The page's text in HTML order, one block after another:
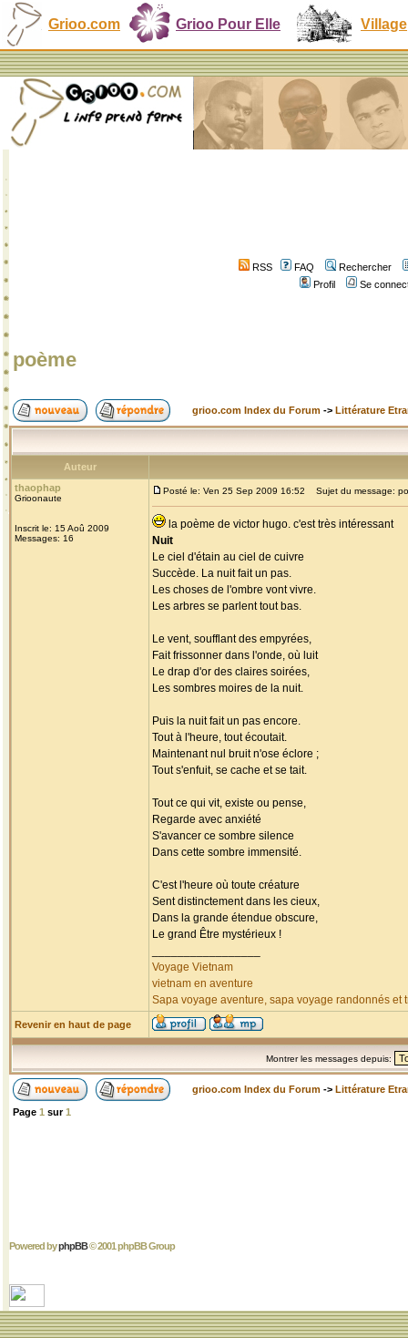
Grioo.com Grioo Pour Elle Village
RSS FAQ
Rechercher
Profil
Se
poème
grioo.com Index du Forum -> Littérature
Auteur
thaophap
Grioonaute
Inscrit le: 15 Aoû 2009
Messages: 16
Posté le: Ven 25 Sep 2009 16:52 Sujet du message:
la poème de victor hugo. c'est très intéressant
Nuit
Le ciel d'étain au ciel de cuivre
Succède. La nuit fait un pas.
Les choses de l'ombre vont vivre.
Les arbres se parlent tout bas.
Le vent, soufflant des empyrées,
Fait frissonner dans l'onde, où luit
Le drap d'or des claires soirées,
Les sombres moires de la nuit.
Puis la nuit fait un pas encore.
Tout à l'heure, tout écoutait.
Maintenant nul bruit n'ose éclore ;
Tout s'enfuit, se cache et se tait.
Tout ce qui vit, existe ou pense,
Regarde avec anxiété
S'avancer ce sombre silence
Dans cette sombre immensité.
C'est l'heure où toute créature
Sent distinctement dans les cieux,
Dans la grande étendue obscure,
Le grand Être mystérieux !
Voyage Vietnam
vietnam en aventure
Sapa voyage aventure, sapa voyage randonnés et
Revenir en haut de page
Montrer les messages depuis:
grioo.com Index du Forum -> Littérature
Page 1 sur1
Powered byphpBB© 2001 phpBB Group